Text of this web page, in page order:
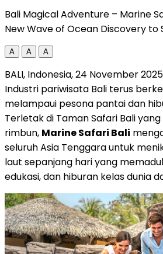
Bali Magical Adventure – Marine
New Wave of Ocean Discovery to
A A A
BALI, Indonesia,24 November 2025
Industri pariwisata Bali terus
melampaui pesona pantai dan
Terletak di Taman Safari Bali
rimbun, Marine Safari Bali
seluruhAsia Tenggarauntuk
laut sepanjang hari yang
edukasi, dan hiburan kelas dunia